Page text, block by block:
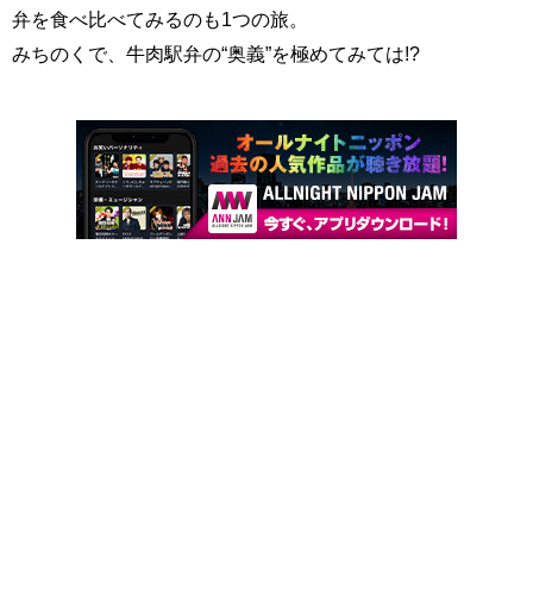
弁を食べ比べてみるのも1つの旅。
みちのくで、牛肉駅弁の“奥義”を極めてみては!?